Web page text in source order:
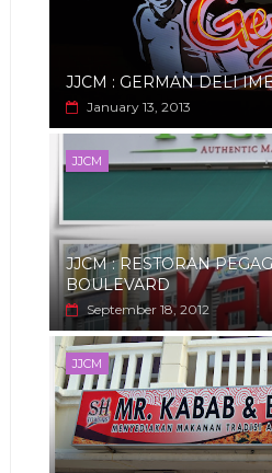
JJCM : GERMAN DELI
January 13, 2013
JJCM
JJCM : RESTORAN
BOULEVARD
September 18, 2012
JJCM